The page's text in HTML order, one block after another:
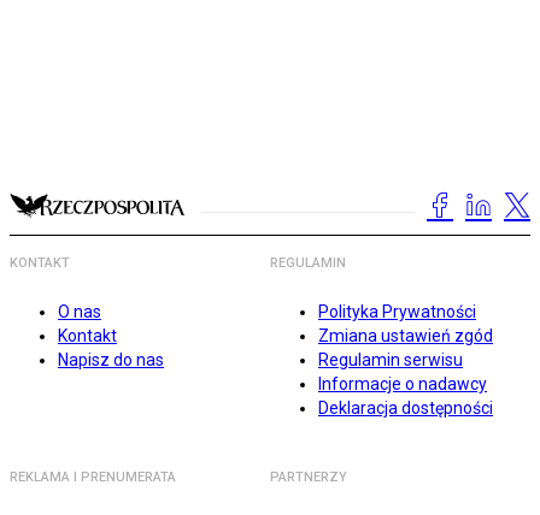
KONTAKT
O nas
Kontakt
Napisz do nas
REGULAMIN
Polityka Prywatności
Zmiana ustawień zgód
Regulamin serwisu
Informacje o nadawcy
Deklaracja dostępności
REKLAMA I PRENUMERATA PARTNERZY